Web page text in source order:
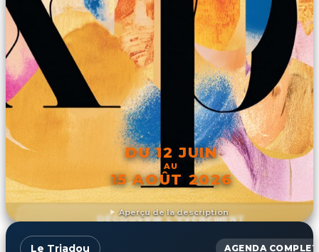
Aperçu de la description
DU 12 JUIN
AU
15 AOÛT 2026
DÉCOUVRIR L'ÉVÉNEMENT
Le Triadou AGENDA COMPLET